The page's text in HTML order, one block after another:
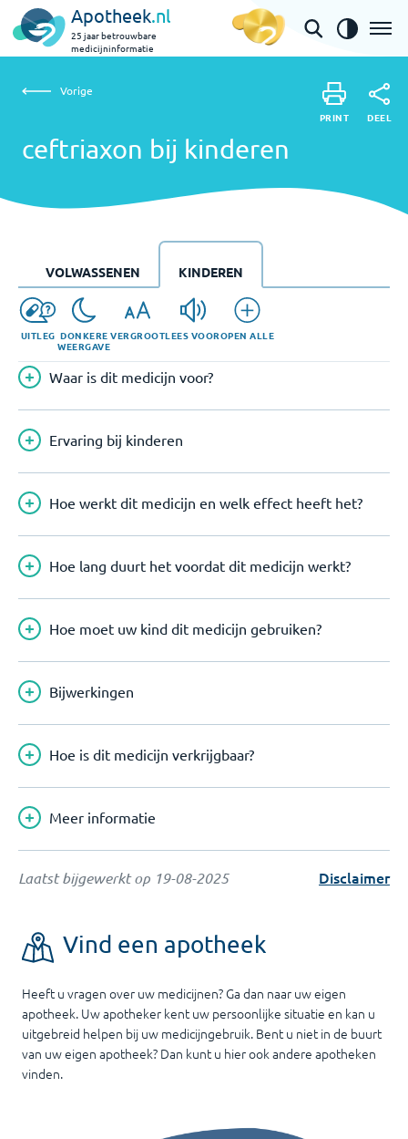
Apotheek.nl
25 jaar betrouwbare
medicijninformatie
ceftriaxon bij kinderen
Vorige
ceftriaxon bij kinderen
PRINT DEEL
UITLEG DONKERE
WEERGAVE
VERGROOTLEES VOOROPEN ALLE
VOLWASSENEN KINDEREN
Waar is dit medicijn voor?
Ervaring bij kinderen
Hoe werkt dit medicijn en welk effect heeft het?
Hoe lang duurt het voordat dit medicijn werkt?
Hoe moet uw kind dit medicijn gebruiken?
Bijwerkingen
Hoe is dit medicijn verkrijgbaar?
Meer informatie
Laatst bijgewerkt op 19-08-2025 Disclaimer
Vind een apotheek
Heeft u vragen over uw medicijnen? Ga dan naar uw eigen
apotheek. Uw apotheker kent uw persoonlijke situatie en kan u
uitgebreid helpen bij uw medicijngebruik. Bent u niet in de buurt
van uw eigen apotheek? Dan kunt u hier ook andere apotheken
vinden.